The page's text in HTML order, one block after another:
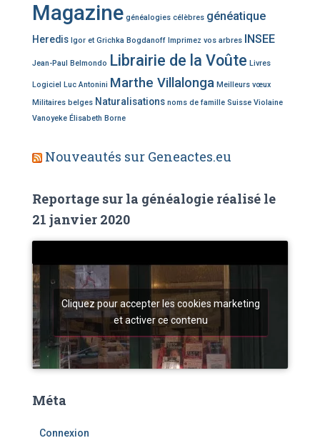
Magazine généalogies célèbres généatique
Heredis Igor et Grichka Bogdanoff Imprimez vos arbres INSEE
Jean-Paul Belmondo Librairie de la Voûte Livres
Logiciel Luc Antonini Marthe Villalonga Meilleurs vœux
Militaires belges Naturalisations noms de famille Suisse Violaine
Vanoyeke Élisabeth Borne
Nouveautés sur Geneactes.eu
Reportage sur la généalogie réalisé le
21 janvier 2020
Cliquez pour accepter les cookies marketing
et activer ce contenu
Méta
Connexion